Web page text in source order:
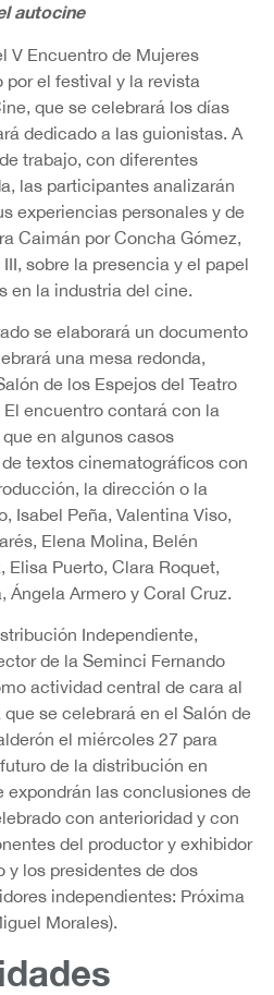
autocine
V Encuentro de Mujeres
el festival y la revista
que se celebrará los días
dedicado a las guionistas. A
trabajo, con diferentes
las participantes analizarán
experiencias personales y de
Caimán por Concha Gómez,
sobre la presencia y el papel
en la industria del cine.
se elaborará un documento
una mesa redonda,
de los Espejos del Teatro
encuentro contará con la
en algunos casos
textos cinematográficos con
la dirección o la
Isabel Peña, Valentina Viso,
Elena Molina, Belén
Elisa Puerto, Clara Roquet,
Ángela Armero y Coral Cruz.
Independiente,
de la Seminci Fernando
actividad central de cara al
se celebrará en el Salón de
el miércoles 27 para
de la distribución en
expondrán las conclusiones de
con anterioridad y con
del productor y exhibidor
y los presidentes de dos
independientes: Próxima
Morales).